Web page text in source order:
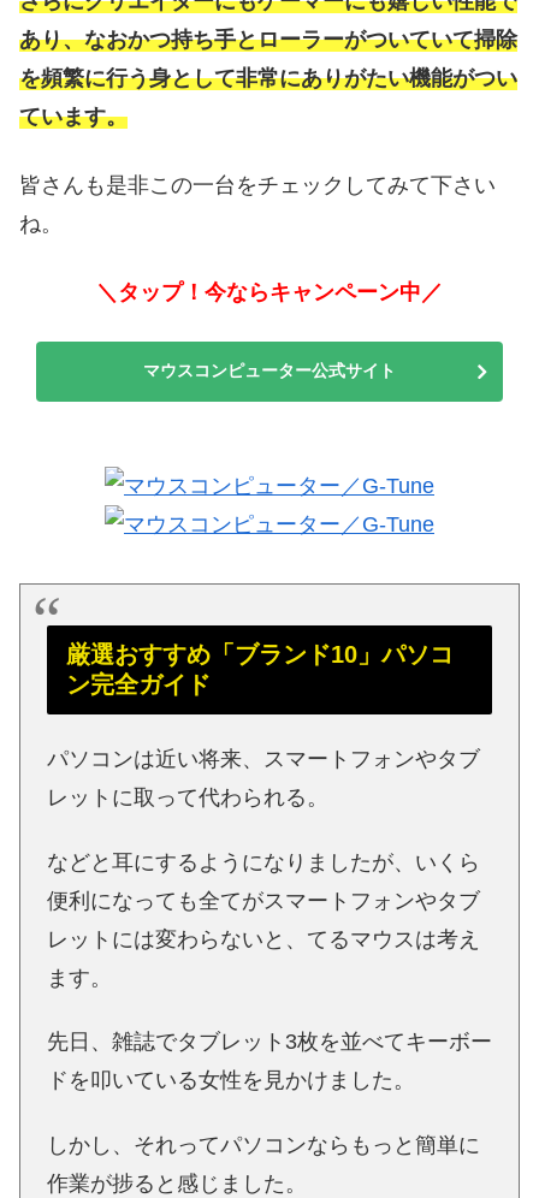
あり、なおかつ持ち手とローラーがついていて掃除
を頻繁に行う身として非常にありがたい機能がつい
ています。
皆さんも是非この一台をチェックしてみて下さい
ね。
＼タップ！今ならキャンペーン中／
マウスコンピューター公式サイト
厳選おすすめ「ブランド10」パソコ
ン完全ガイド
パソコンは近い将来、スマートフォンやタブ
レットに取って代わられる。
などと耳にするようになりましたが、いくら
便利になっても全てがスマートフォンやタブ
レットには変わらないと、てるマウスは考え
ます。
先日、雑誌でタブレット3枚を並べてキーボー
ドを叩いている女性を見かけました。
しかし、それってパソコンならもっと簡単に
作業が捗ると感じました。